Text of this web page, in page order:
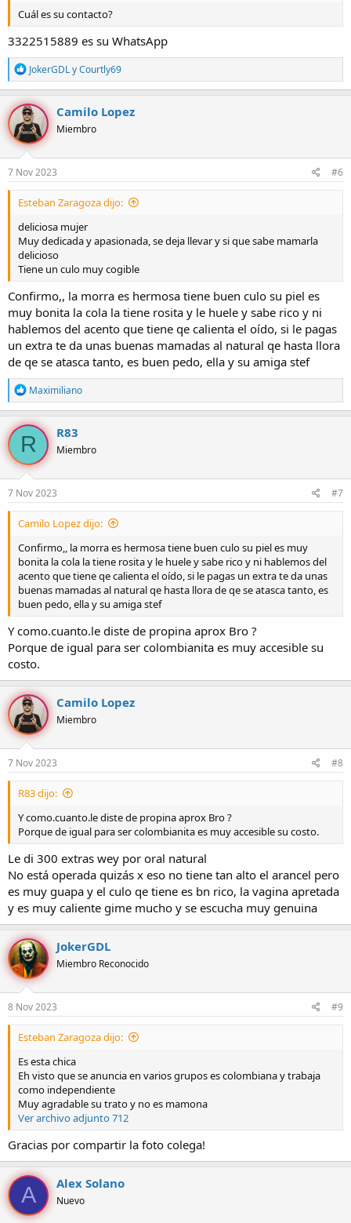
Cuál es su contacto?
3322515889 es su WhatsApp
R
e
a
c
c
i
o
n
e
JokerGDLyCourtly69
Camilo Lopez
Miembro
7 Nov 2023 #6
Esteban Zaragoza dijo:
deliciosa mujer
Muy dedicada y apasionada, se deja llevar y si que sabe mamarla
delicioso
Tiene un culo muy cogible
Confirmo,, la morra es hermosa tiene buen culo su piel es
muy bonita la cola la tiene rosita y le huele y sabe rico y ni
hablemos del acento que tiene qe calienta el oído, si le pagas
un extra te da unas buenas mamadas al natural qe hasta llora
de qe se atasca tanto, es buen pedo, ella y su amiga stef
R
e
a
c
c
i
o
n
e
Maximiliano
R R83
Miembro
7 Nov 2023 #7
Camilo Lopez dijo:
Confirmo,, la morra es hermosa tiene buen culo su piel es muy
bonita la cola la tiene rosita y le huele y sabe rico y ni hablemos del
acento que tiene qe calienta el oído, si le pagas un extra te da unas
buenas mamadas al natural qe hasta llora de qe se atasca tanto, es
buen pedo, ella y su amiga stef
Y como.cuanto.le diste de propina aprox Bro ?
Porque de igual para ser colombianita es muy accesible su
costo.
Camilo Lopez
Miembro
7 Nov 2023 #8
R83 dijo:
Y como.cuanto.le diste de propina aprox Bro ?
Porque de igual para ser colombianita es muy accesible su costo.
Le di 300 extras wey por oral natural
No está operada quizás x eso no tiene tan alto el arancel pero
es muy guapa y el culo qe tiene es bn rico, la vagina apretada
y es muy caliente gime mucho y se escucha muy genuina
JokerGDL
Miembro Reconocido
8 Nov 2023 #9
Esteban Zaragoza dijo:
Es esta chica
Eh visto que se anuncia en varios grupos es colombiana y trabaja
como independiente
Muy agradable su trato y no es mamona
Ver archivo adjunto 712
Gracias por compartir la foto colega!
A Alex Solano
Nuevo